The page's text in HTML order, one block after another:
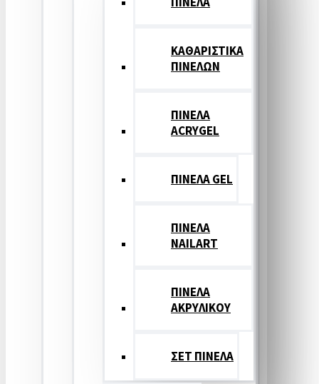
ΚΑΘΑΡΙΣΤΙΚΑ
ΠΙΝΕΛΩΝ
ΠΙΝΕΛΑ
ACRYGEL
ΠΙΝΕΛΑ GEL
ΠΙΝΕΛΑ
NAILART
ΠΙΝΕΛΑ
ΑΚΡΥΛΙΚΟΥ
ΣΕΤ ΠΙΝΕΛA